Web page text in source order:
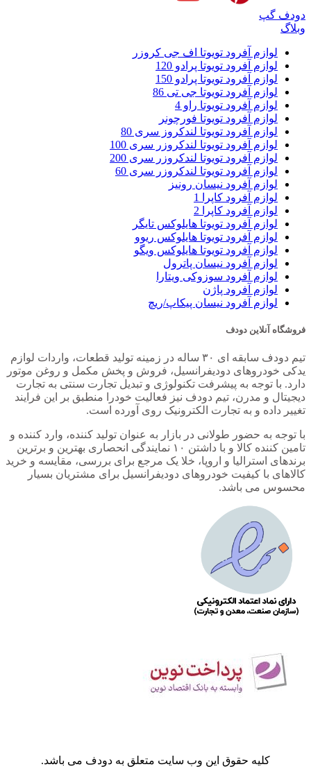
دودف گپ
وبلاگ
لوازم آفرود تویوتا اف جی کروزر
لوازم آفرود تویوتا پرادو 120
لوازم آفرود تویوتا پرادو 150
لوازم آفرود تویوتا جی تی 86
لوازم آفرود تویوتا راو 4
لوازم آفرود تویوتا فورچونر
لوازم آفرود تویوتا لندکروز سری 80
لوازم آفرود تویوتا لندکروزر سری 100
لوازم آفرود تویوتا لندکروزر سری 200
لوازم آفرود تویوتا لندکروزر سری 60
لوازم آفرود نیسان رونیز
لوازم آفرود کاپرا 1
لوازم آفرود کاپرا 2
لوازم آفرود تویوتا هایلوکس تایگر
لوازم آفرود تویوتا هایلوکس ریوو
لوازم آفرود تویوتا هایلوکس ویگو
لوازم آفرود نیسان پاترول
لوازم آفرود سوزوکی ویتارا
لوازم آفرود پاژن
لوازم آفرود نیسان پیکاپ/ریچ
فروشگاه آنلاین دودف
تیم دودف سابقه ای ۳۰ ساله در زمینه تولید قطعات، واردات لوازم
یدکی خودروهای دودیفرانسیل، فروش و پخش مکمل و روغن موتور
دارد. با توجه به پیشرفت تکنولوژی و تبدیل تجارت سنتی به تجارت
دیجیتال و مدرن، تیم دودف نیز فعالیت خودرا منطبق بر این فرایند
تغییر داده و به تجارت الکترونیک روی آورده است.
با توجه به حضور طولانی در بازار به عنوان تولید کننده، وارد کننده و
تامین کننده کالا و با داشتن ۱۰ نمایندگی انحصاری بهترین و برترین
برندهای استرالیا و اروپا، خلا یک مرجع برای بررسی، مقایسه و خرید
کالاهای با کیفیت خودروهای دودیفرانسیل برای مشتریان بسیار
محسوس می باشد.
کلیه حقوق این وب سایت متعلق به دودف می باشد.